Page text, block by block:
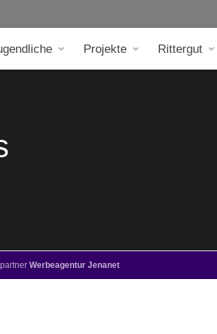
Projekte Rittergut
Werbeagentur Jenanet